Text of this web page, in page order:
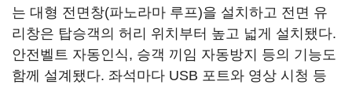
는 대형 전면창(파노라마 루프)을 설치하고 전면 유
리창은 탑승객의 허리 위치부터 높고 넓게 설치됐다.
안전벨트 자동인식, 승객 끼임 자동방지 등의 기능도
함께 설계됐다. 좌석마다 USB 포트와 영상 시청 등